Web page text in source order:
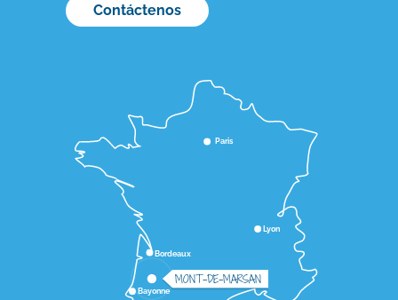
Contáctenos
Lyon
Bordeaux
Paris
Bayonne
MONT-DE-MARSAN